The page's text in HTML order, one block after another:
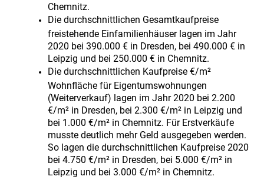
Chemnitz.
Die durchschnittlichen Gesamtkaufpreise
freistehende Einfamilienhäuser lagen im Jahr
2020 bei 390.000 € in Dresden, bei 490.000 € in
Leipzig und bei 250.000 € in Chemnitz.
Die durchschnittlichen Kaufpreise €/m²
Wohnfläche für Eigentumswohnungen
(Weiterverkauf) lagen im Jahr 2020 bei 2.200
€/m² in Dresden, bei 2.300 €/m² in Leipzig und
bei 1.000 €/m² in Chemnitz. Für Erstverkäufe
musste deutlich mehr Geld ausgegeben werden.
So lagen die durchschnittlichen Kaufpreise 2020
bei 4.750 €/m² in Dresden, bei 5.000 €/m² in
Leipzig und bei 3.000 €/m² in Chemnitz.